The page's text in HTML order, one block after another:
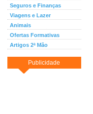
Seguros e Finanças
Viagens e Lazer
Animais
Ofertas Formativas
Artigos 2ª Mão
Publicidade